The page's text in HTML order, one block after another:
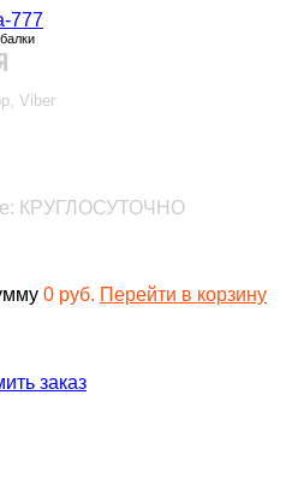
Viber
КРУГЛОСУТОЧНО
0 руб. Перейти в корзину
заказ